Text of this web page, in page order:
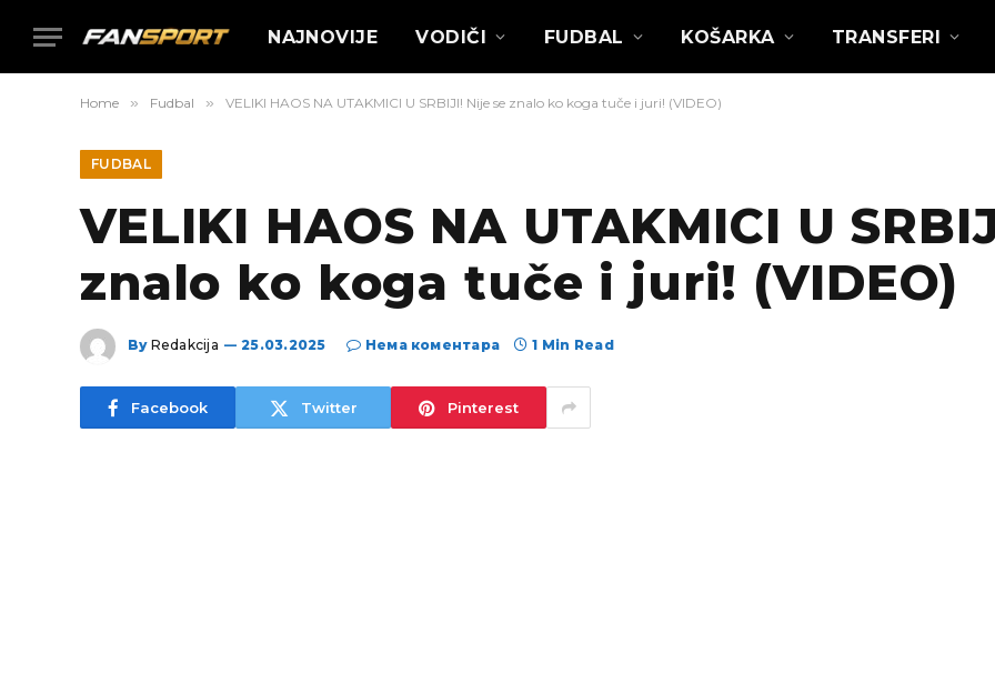
NAJNOVIJE VODIČI FUDBAL KOŠARKA TRANSFERI
Home » Fudbal » VELIKI HAOS NA UTAKMICI U SRBIJI! Nije se znalo ko koga tuče i juri! (VIDEO)
FUDBAL
VELIKI HAOS NA UTAKMICI U
znalo ko koga tuče i juri! (VIDEO)
By Redakcija 25.03.2025 Нема коментара 1 Min Read
Facebook Twitter Pinterest